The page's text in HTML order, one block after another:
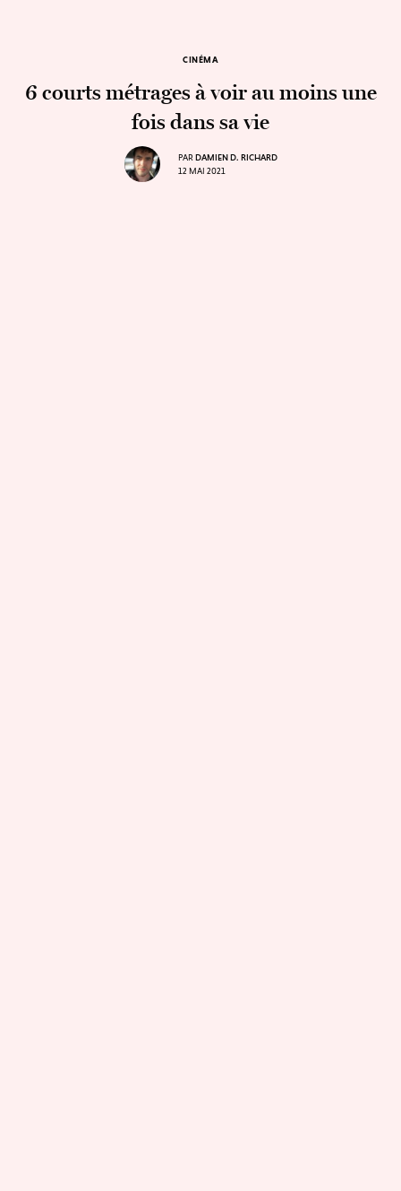
CINÉMA
6 courts métrages à voir au moins une
fois dans sa vie
PAR DAMIEN D. RICHARD
12 MAI 2021